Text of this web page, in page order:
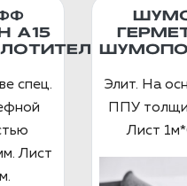
А15
спец.
Лист
Элит. На
ППУ
Лист